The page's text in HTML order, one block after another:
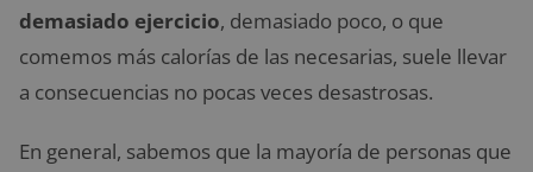
demasiado ejercicio, demasiado poco, o que
comemos más calorías de las necesarias, suele llevar
a consecuencias no pocas veces desastrosas.
En general, sabemos que la mayoría de personas que